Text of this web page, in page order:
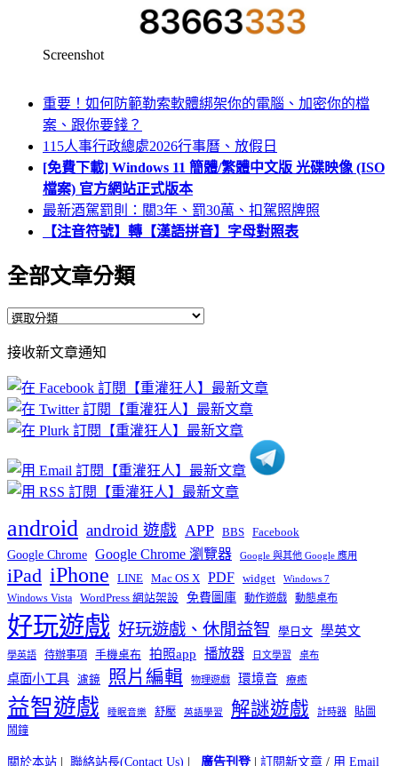
Screenshot
重要！如何防範勒索軟體綁架你的電腦、加密你的檔
案、跟你要錢？
115人事行政總處2026行事曆、放假日
[免費下載] Windows 11 簡體/繁體中文版 光碟映像 (ISO
檔案) 官方網站正式版本
最新酒駕罰則：關3年、罰30萬、扣駕照牌照
【注音符號】轉【漢語拼音】字母對照表
全部文章分類
全
文
章
分
類
接收新文章通知
android android 遊戲 APP BBS Facebook
Google Chrome Google Chrome 瀏覽器 Google 與其他 Google 應用
iPad iPhone LINE Mac OS X PDF widget Windows 7
Windows Vista WordPress 網站架設 免費圖庫 動作遊戲 動態桌布
好玩遊戲 好玩遊戲、休閒益智 學日文 學英文
學英語 待辦事項 手機桌布 拍照app 播放器 日文學習 桌布
桌面小工具 濾鏡 照片編輯 物理遊戲 環境音 療癒
益智遊戲 睡眠音樂 舒壓 英語學習 解謎遊戲 計時器
貼圖
鬧鐘
關於本站 | 聯絡站長(Contact Us) | 廣告刊登| 訂閱新文章 / 用 Email